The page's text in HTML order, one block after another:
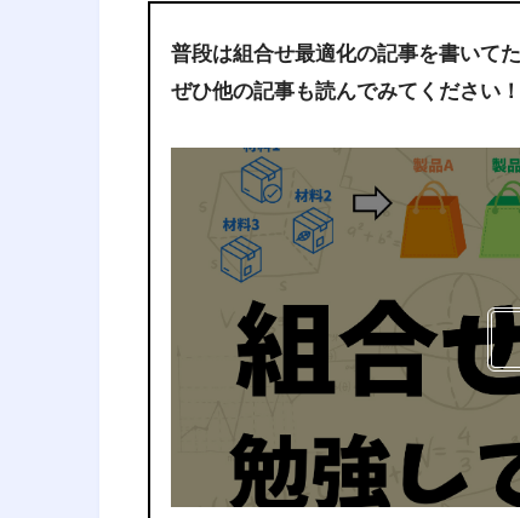
普段は組合せ最適化の記事を書いてた
ぜひ他の記事も読んでみてください！